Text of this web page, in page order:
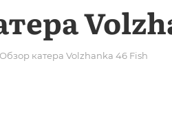
Обзор катера Volzhanka 46 Fish